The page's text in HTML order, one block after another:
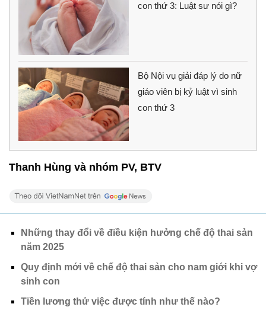
con thứ 3: Luật sư nói gì?
Bộ Nội vụ giải đáp lý do nữ
giáo viên bị kỷ luật vì sinh
con thứ 3
Thanh Hùng và nhóm PV, BTV
Những thay đổi về điều kiện hưởng chế độ thai sản
năm 2025
Quy định mới về chế độ thai sản cho nam giới khi vợ
sinh con
Tiền lương thử việc được tính như thế nào?